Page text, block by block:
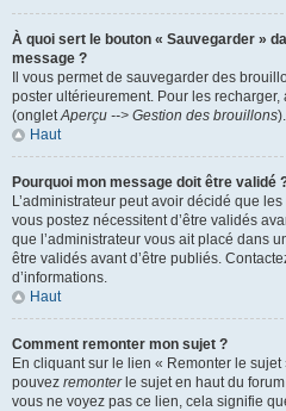
À quoi sert le bouton « Sauvegarder »
message ?
Il vous permet de sauvegarder des
poster ultérieurement. Pour les
(ongletAperçu --> Gestion des brouillons).
Haut
Pourquoi mon message doit être validé
L’administrateur peut avoir décidé que
vous postez nécessitent d’être validés
que l’administrateur vous ait placé dans
être validés avant d’être publiés.
d’informations.
Haut
Comment remonter mon sujet ?
En cliquant sur le lien « Remonter le
pouvez remonterle sujet en haut du
vous ne voyez pas ce lien, cela signifie